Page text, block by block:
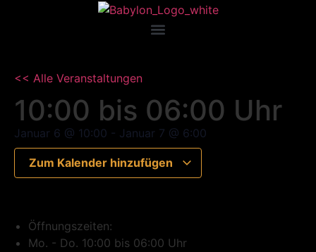
<< Alle Veranstaltungen
10:00 bis 06:00 Uhr
Januar 6 @ 10:00 - Januar 7 @ 6:00
Zum Kalender hinzufügen
Öffnungszeiten:
Mo. - Do. 10:00 bis 06:00 Uhr